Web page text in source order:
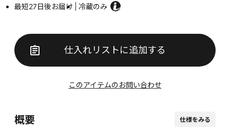
最短27日後お届け 冷蔵のみ
仕入れリストに追加する
このアイテムのお問い合わせ
概要 仕様をみる